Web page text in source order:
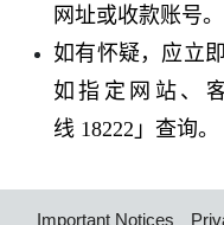
网址或收款账号。
如有怀疑，应立
如指定网站、
线 18222 」查询。
Important Notices